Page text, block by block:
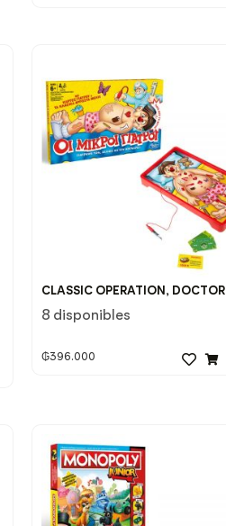
CLASSIC OPERATION, DOCTOR
8 disponibles
₲396.000